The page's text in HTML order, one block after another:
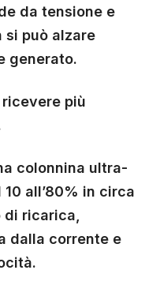
da tensione e
si può alzare
generato.
più
colonnina ultra-
all’80% in circa
ricarica,
dalla corrente e